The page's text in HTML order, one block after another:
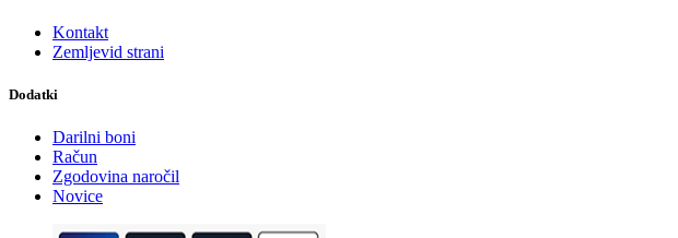
Kontakt
Zemljevid strani
Dodatki
Darilni boni
Račun
Zgodovina naročil
Novice